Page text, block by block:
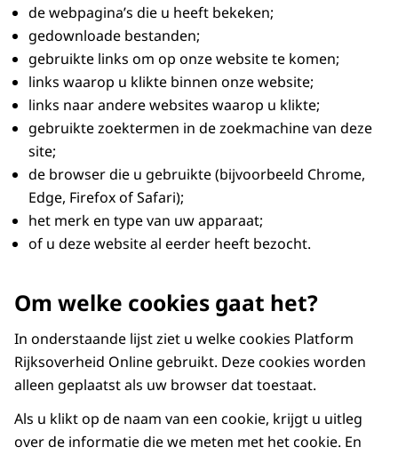
de webpagina’s die u heeft bekeken;
gedownloade bestanden;
gebruikte links om op onze website te komen;
links waarop u klikte binnen onze website;
links naar andere websites waarop u klikte;
gebruikte zoektermen in de zoekmachine van deze
site;
de browser die u gebruikte (bijvoorbeeld Chrome,
Edge, Firefox of Safari);
het merk en type van uw apparaat;
of u deze website al eerder heeft bezocht.
Om welke cookies gaat het?
In onderstaande lijst ziet u welke cookies Platform
Rijksoverheid Online gebruikt. Deze cookies worden
alleen geplaatst als uw browser dat toestaat.
Als u klikt op de naam van een cookie, krijgt u uitleg
over de informatie die we meten met het cookie. En